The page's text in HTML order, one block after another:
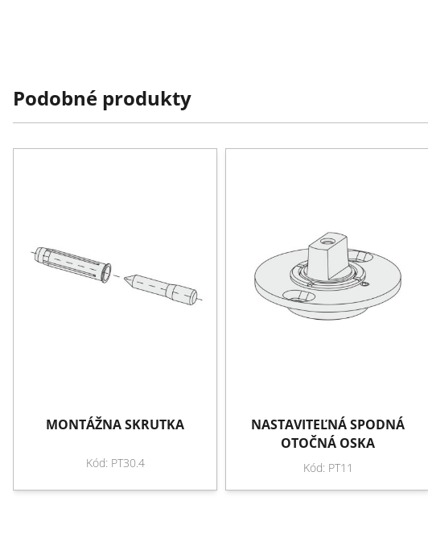
Podobné produkty
MONTÁŽNA SKRUTKA
Kód: PT30.4
NASTAVITEĽNÁ SPODNÁ
OTOČNÁ OSKA
Kód: PT11